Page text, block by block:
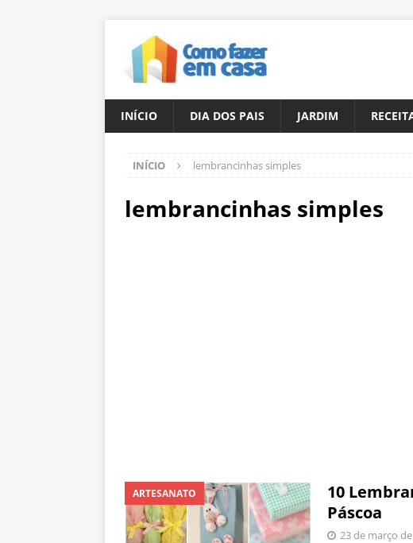
INÍCIO DIA DOS PAIS JARDIM
INÍCIO lembrancinhas simples
lembrancinhas simples
ARTESANATO
10
Páscoa
23 de março